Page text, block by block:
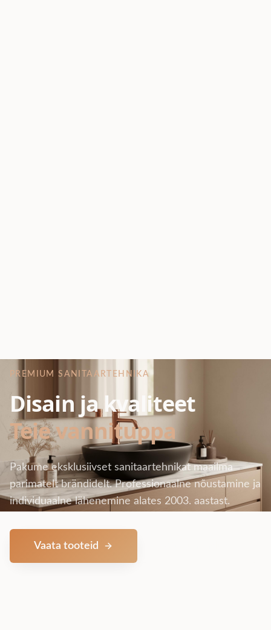
PREMIUM SANITAARTEHNIKA
Disain ja kvaliteet
Teie vannituppa
Pakume eksklusiivset sanitaartehnikat maailma
parimatelt brändidelt. Professionaalne nõustamine ja
individuaalne lähenemine alates 2003. aastast.
Vaata tooteid